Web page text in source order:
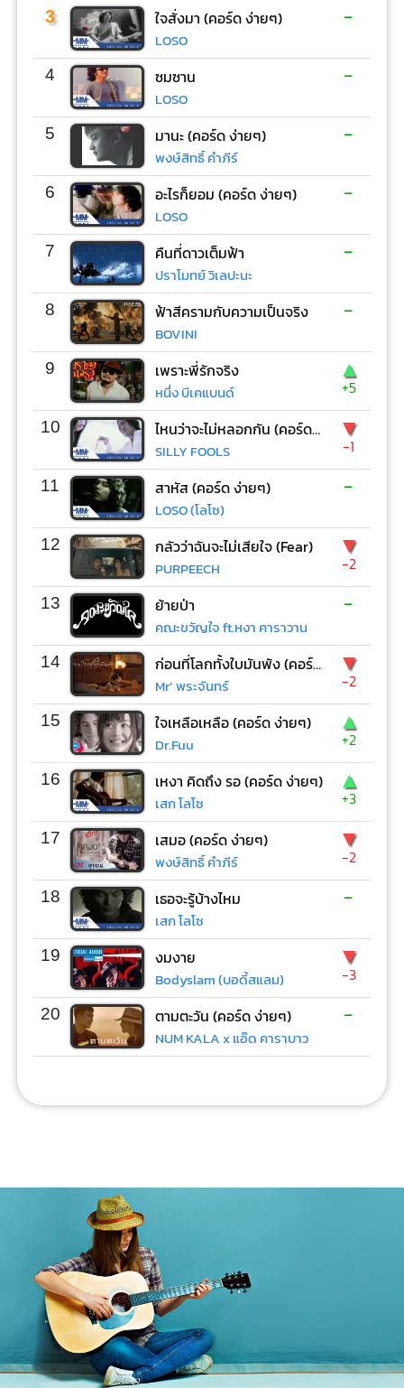
3 ใจสั่งมา (คอร์ด ง่ายๆ)
LOSO
-
4 ซมซาน
LOSO
-
5 มานะ (คอร์ด ง่ายๆ)
พงษ์สิทธิ์ คำภีร์
-
6 อะไรก็ยอม (คอร์ด ง่ายๆ)
LOSO
-
7 คืนที่ดาวเต็มฟ้า
ปราโมทย์ วิเลปะนะ
-
8 ฟ้าสีครามกับความเป็นจริง
BOVINI
-
9 เพราะพี่รักจริง
หนึ่ง บีเคแบนด์
▲
+5
10 ไหนว่าจะไม่หลอกกัน (คอร์ด ง่ายๆ)
SILLY FOOLS
▼
-1
11 สาหัส (คอร์ด ง่ายๆ)
LOSO (โลโซ)
-
12 กลัวว่าฉันจะไม่เสียใจ (Fear)
PURPEECH
▼
-2
13 ย้ายป่า
คณะขวัญใจ ft.หงา คาราวาน
-
14 ก่อนที่โลกทั้งใบมันพัง (คอร์ด ง่ายๆ)
Mr’ พระจันทร์
▼
-2
15 ใจเหลือเหลือ (คอร์ด ง่ายๆ)
Dr.Fuu
▲
+2
16 เหงา คิดถึง รอ (คอร์ด ง่ายๆ)
เสก โลโซ
▲
+3
17 เสมอ (คอร์ด ง่ายๆ)
พงษ์สิทธิ์ คำภีร์
▼
-2
18 เธอจะรู้บ้างไหม
เสก โลโซ
-
19 งมงาย
Bodyslam (บอดี้สแลม)
▼
-3
20 ตามตะวัน (คอร์ด ง่ายๆ)
NUM KALA x แอ๊ด คาราบาว
-